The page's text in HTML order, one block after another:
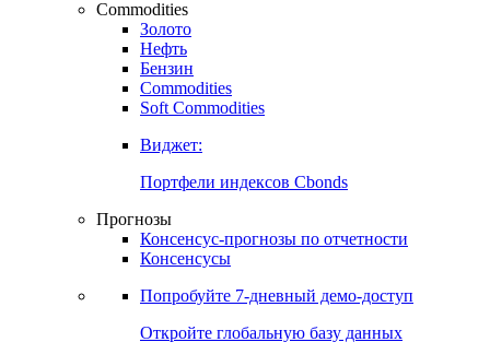
Commodities
Золото
Нефть
Бензин
Commodities
Soft Commodities
Виджет:
Портфели индексов Cbonds
Прогнозы
Консенсус-прогнозы по отчетности
Консенсусы
Попробуйте 7-дневный демо-доступ
Откройте глобальную базу данных